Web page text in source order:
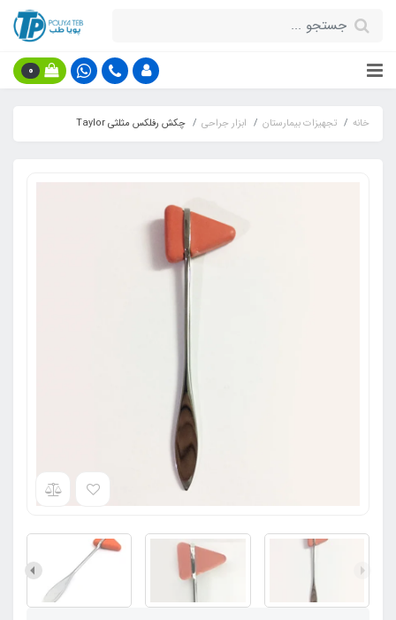
0
خانه تجهیزات بیمارستان ابزار جراحی چکش رفلکس مثلثی Taylor